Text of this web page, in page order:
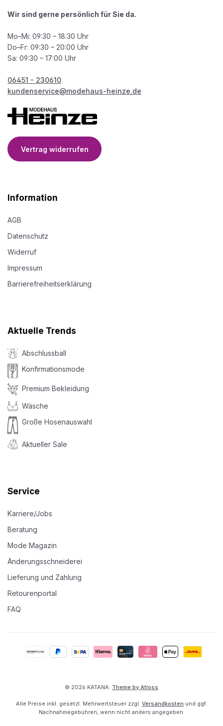
Wir sind gerne persönlich für Sie da.
Mo–Mi: 09:30 – 18:30 Uhr
Do–Fr: 09:30 – 20:00 Uhr
Sa: 09:30 – 17:00 Uhr
06451 - 230610
kundenservice@modehaus-heinze.de
Vertrag widerrufen
Information
AGB
Datenschutz
Widerruf
Impressum
Barrierefreiheitserklärung
Aktuelle Trends
Abschlussball
Konfirmationsmode
Premium Bekleidung
Wäsche
Große Hosenauswahl
Aktueller Sale
Service
Karriere/Jobs
Beratung
Mode Magazin
Änderungsschneiderei
Lieferung und Zahlung
Retourenportal
FAQ
© 2026 KATANA. Theme by Atloss
Alle Preise inkl. gesetzl. Mehrwertsteuer zzgl. Versandkosten und ggf.
Nachnahmegebühren, wenn nicht anders angegeben.